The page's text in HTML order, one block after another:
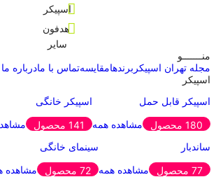
اسپیکر
هدفون
سایر
منـــــــو
مجله تهران اسپیکر برندهامقایسهتماس با مادرباره ما
اسپیکر
اسپیکر قابل حمل
180 محصول
مشاهده همه
اسپیکر خانگی
141 محصول
ساندبار
77 محصول
مشاهده همه
سینمای خانگی
72 محصول
مشاهده